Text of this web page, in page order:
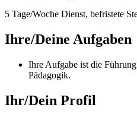
5 Tage/Woche Dienst, befristete
Ihre/Deine Aufgaben
Ihre Aufgabe ist die
Pädagogik.
Ihr/Dein Profil